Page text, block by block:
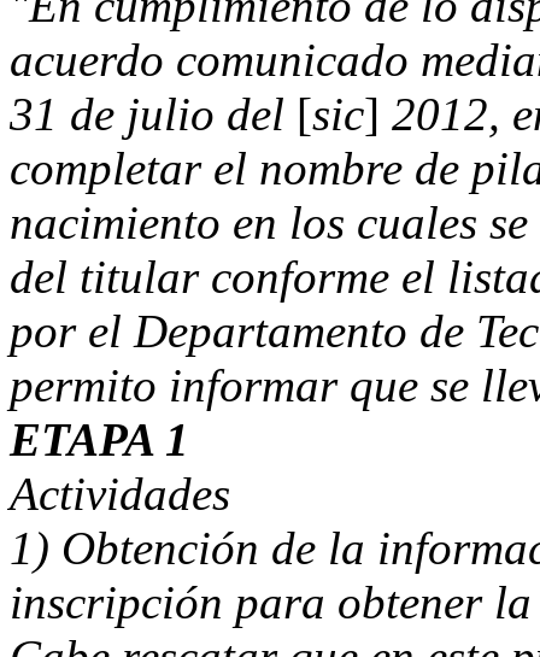
acuerdo comunicado
31 de julio del [sic] 2012,
completar el nombre de
nacimiento en los cuales
del titular conforme el
por el Departamento de
permito informar que se
ETAPA 1
Actividades
1) Obtención de la
inscripción para obtener